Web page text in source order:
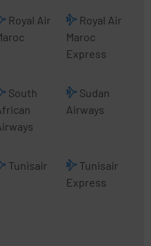
Royal Air
Royal Air
Maroc
Express
South
Sudan
Airways
Tunisair
Tunisair
Express